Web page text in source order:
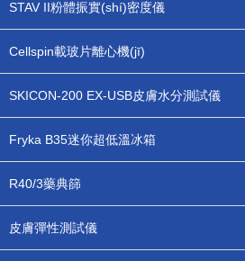
STAV II粉體振實(shí)密度儀
Cellspin載玻片離心機(jī)
SKICON-200 EX-USB皮膚水分測試儀
Fryka B35迷你超低溫冰箱
R40/3藥典篩
皮膚彈性測試儀